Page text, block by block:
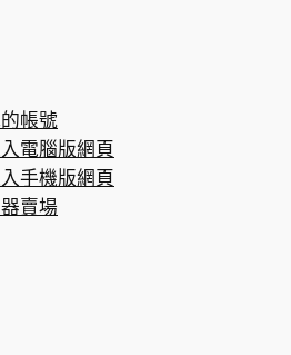
帳號
電腦版網頁
手機版網頁
賣場